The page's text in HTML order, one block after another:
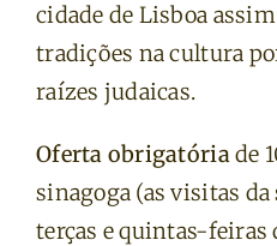
cidade de Lisboa
tradições na cultura
raízes judaicas.
Oferta obrigatóriade
sinagoga (as visitas
terças e quintas-feiras